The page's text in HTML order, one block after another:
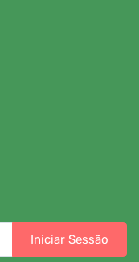
Iniciar Sessão